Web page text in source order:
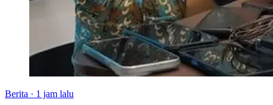
Berita · 1 jam lalu